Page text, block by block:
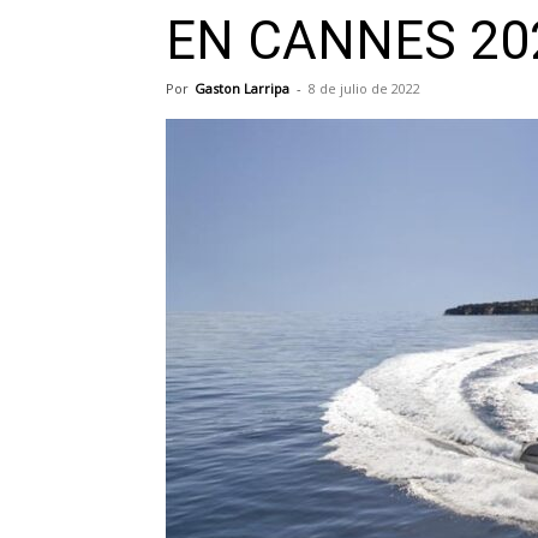
EN CANNES
Por Gaston Larripa - 8 de julio de 2022